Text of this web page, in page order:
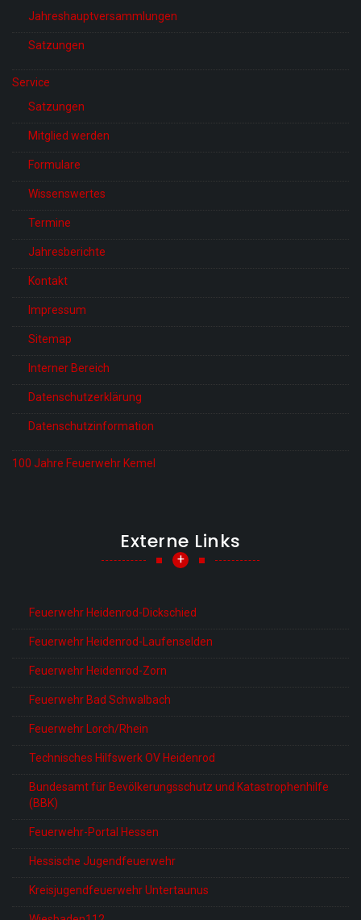
Jahreshauptversammlungen
Satzungen
Service
Satzungen
Mitglied werden
Formulare
Wissenswertes
Termine
Jahresberichte
Kontakt
Impressum
Sitemap
Interner Bereich
Datenschutzerklärung
Datenschutzinformation
100 Jahre Feuerwehr Kemel
Externe Links
+
Feuerwehr Heidenrod-Dickschied
Feuerwehr Heidenrod-Laufenselden
Feuerwehr Heidenrod-Zorn
Feuerwehr Bad Schwalbach
Feuerwehr Lorch/Rhein
Technisches Hilfswerk OV Heidenrod
Bundesamt für Bevölkerungsschutz und Katastrophenhilfe
(BBK)
Feuerwehr-Portal Hessen
Hessische Jugendfeuerwehr
Kreisjugendfeuerwehr Untertaunus